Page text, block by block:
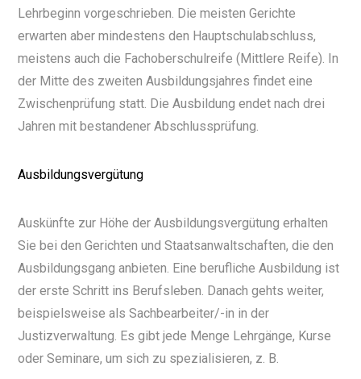
Lehrbeginn vorgeschrieben. Die meisten Gerichte
erwarten aber mindestens den Hauptschulabschluss,
meistens auch die Fachoberschulreife (Mittlere Reife). In
der Mitte des zweiten Ausbildungsjahres findet eine
Zwischenprüfung statt. Die Ausbildung endet nach drei
Jahren mit bestandener Abschlussprüfung.
Ausbildungsvergütung
Auskünfte zur Höhe der Ausbildungsvergütung erhalten
Sie bei den Gerichten und Staatsanwaltschaften, die den
Ausbildungsgang anbieten. Eine berufliche Ausbildung ist
der erste Schritt ins Berufsleben. Danach gehts weiter,
beispielsweise als Sachbearbeiter/-in in der
Justizverwaltung. Es gibt jede Menge Lehrgänge, Kurse
oder Seminare, um sich zu spezialisieren, z. B.